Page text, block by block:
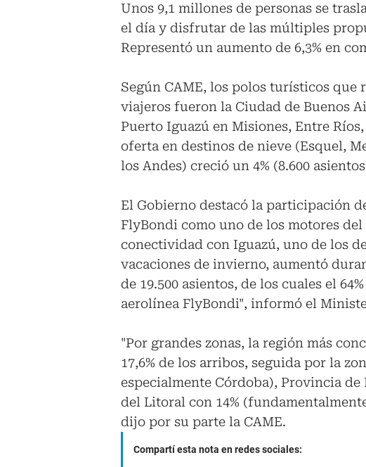
Unos 9,1 millones de personas se
el día y disfrutar de las múltiples
Representó un aumento de 6,3% en
Según CAME, los polos turísticos
viajeros fueron la Ciudad de Buenos
Puerto Iguazú en Misiones, Entre
oferta en destinos de nieve (Esquel,
los Andes) creció un 4% (8.600
El Gobierno destacó la participación
FlyBondi como uno de los motores
conectividad con Iguazú, uno de los
vacaciones de invierno, aumentó
de 19.500 asientos, de los cuales el
aerolínea FlyBondi", informó el
"Por grandes zonas, la región más
17,6% de los arribos, seguida por la
especialmente Córdoba), Provincia de
del Litoral con 14%
dijo por su parte la CAME.
Compartí esta nota en redes sociales: